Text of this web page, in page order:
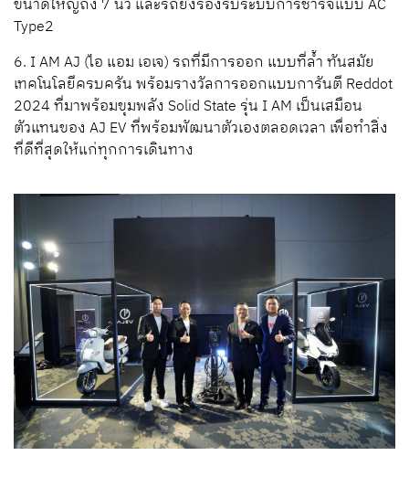
ขนาดใหญ่ถึง 7นิ้ว และรถยังรองรับระบบการชาร์จแบบAC
Type2
6. I AM AJ (ไอ แอม เอเจ) รถที่มีการออก แบบที่ล้ำทันสมัย
เทคโนโลยีครบครันพร้อมรางวัลการออกแบบการันตี Reddot
2024ที่มาพร้อมขุมพลัง Solid State รุ่น I AM เป็นเสมือน
ตัวแทนของ AJ EVที่พร้อมพัฒนาตัวเองตลอดเวลา เพื่อทำสิ่ง
ที่ดีที่สุดให้แก่ทุกการเดินทาง